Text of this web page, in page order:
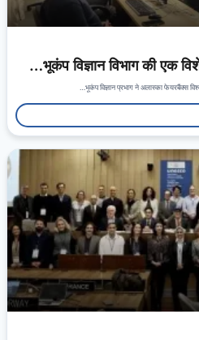
भूकंप विज्ञान विभाग की एक
भूकंप विज्ञान प्रभाग ने अलास्का फेयरबैंक्स